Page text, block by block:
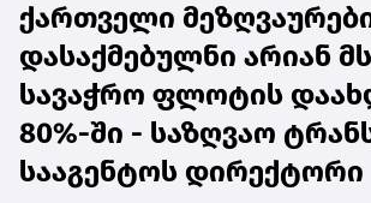
ქართველი
დასაქმებულნი არიან
სავაჭრო ფლოტის
80%-ში - საზღვაო
სააგენტოს დირექტორი